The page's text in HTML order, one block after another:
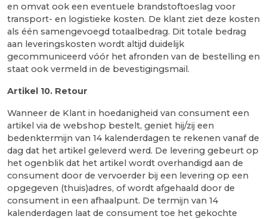
en omvat ook een eventuele brandstoftoeslag voor
transport- en logistieke kosten. De klant ziet deze kosten
als één samengevoegd totaalbedrag. Dit totale bedrag
aan leveringskosten wordt altijd duidelijk
gecommuniceerd vóór het afronden van de bestelling en
staat ook vermeld in de bevestigingsmail.
Artikel 10. Retour
Wanneer de Klant in hoedanigheid van consument een
artikel via de webshop bestelt, geniet hij/zij een
bedenktermijn van 14 kalenderdagen te rekenen vanaf de
dag dat het artikel geleverd werd. De levering gebeurt op
het ogenblik dat het artikel wordt overhandigd aan de
consument door de vervoerder bij een levering op een
opgegeven (thuis)adres, of wordt afgehaald door de
consument in een afhaalpunt. De termijn van 14
kalenderdagen laat de consument toe het gekochte